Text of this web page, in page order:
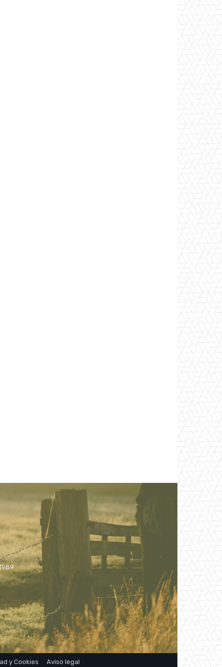
y Cookies Aviso legal